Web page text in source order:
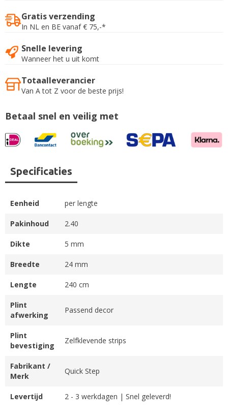
Gratis verzending
In NL en BE vanaf € 75,-*
Snelle levering
Wanneer het u uit komt
Totaalleverancier
Van A tot Z voor de beste prijs!
Betaal snel en veilig met
Specificaties
Eenheid per lengte
Pakinhoud 2.40
Dikte 5 mm
Breedte 24 mm
Lengte 240 cm
Plint
afwerking
Passend decor
Plint
bevestiging
Zelfklevende strips
Fabrikant /
Merk
Quick Step
Levertijd 2 - 3 werkdagen | Snel geleverd!